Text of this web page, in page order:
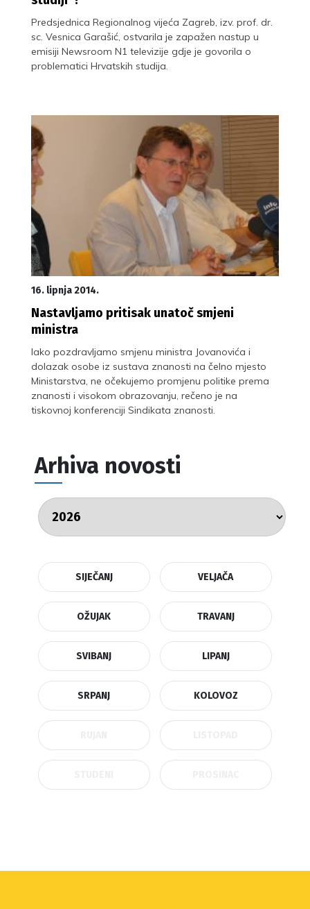
Predsjednica Regionalnog vijeća Zagreb, izv. prof. dr.
sc. Vesnica Garašić, ostvarila je zapažen nastup u
emisiji Newsroom N1 televizije gdje je govorila o
problematici Hrvatskih studija.
16. lipnja 2014.
Nastavljamo pritisak unatoč smjeni
ministra
Iako pozdravljamo smjenu ministra Jovanovića i
dolazak osobe iz sustava znanosti na čelno mjesto
Ministarstva, ne očekujemo promjenu politike prema
znanosti i visokom obrazovanju, rečeno je na
tiskovnoj konferenciji Sindikata znanosti.
Arhiva novosti
SIJEČANJ VELJAČA
OŽUJAK TRAVANJ
SVIBANJ LIPANJ
SRPANJ KOLOVOZ